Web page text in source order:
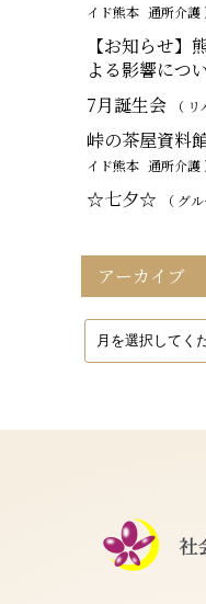
イド熊本 通所介護
【お知らせ】
よる影響につ
7月誕生会 （
峠の茶屋資料
イド熊本 通所介護
☆七夕☆ （ グ
アーカイブ